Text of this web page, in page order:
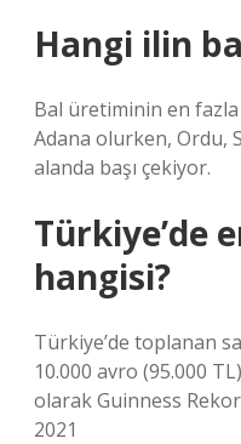
Hangi ilin
Bal üretiminin en
Adana olurken, Ordu,
alanda başı çekiyor.
Türkiye’de
hangisi?
Türkiye’de toplanan
10.000 avro (95.000
olarak Guinness
2021